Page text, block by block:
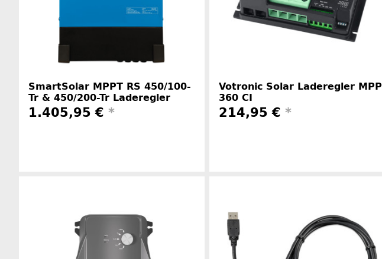
SmartSolar MPPT RS 450/100-
Tr & 450/200-Tr Laderegler
1.405,95 € *
Votronic Solar Laderegler MPP
360 CI
214,95 € *